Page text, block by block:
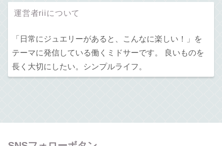
運営者riiについて
「日常にジュエリーがあると、こんなに楽しい！」を
テーマに発信している働くミドサーです。 良いものを
長く大切にしたい。シンプルライフ。